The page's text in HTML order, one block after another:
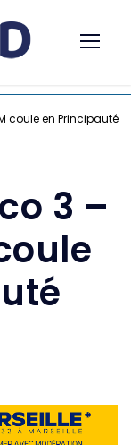
coule en Principauté
3 –